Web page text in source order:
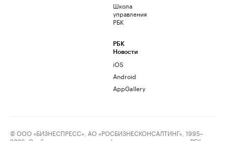
Школа
управления
РБК
РБК
Новости
iOS
Android
AppGallery
© ООО «БИЗНЕСПРЕСС», АО «РОСБИЗНЕСКОНСАЛТИНГ», 1995–